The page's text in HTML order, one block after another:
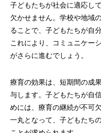
子どもたちが社会に適応し
欠かせません。学校や地域
ることで、子どもたちが自
これにより、コミュニケー
がさらに進むでしょう。
療育の効果は、短期間の成
与します。子どもたちが自
めには、療育の継続が不可
一丸となって、子どもたち